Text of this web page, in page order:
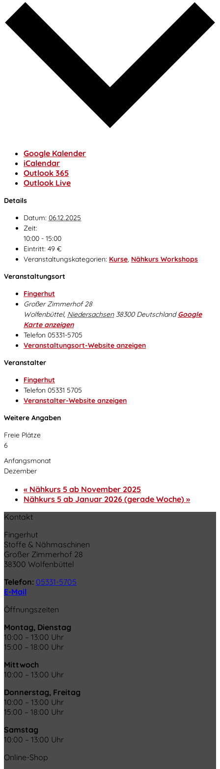
Google Kalender
iCalendar
Outlook 365
Outlook Live
Details
Datum: 06.12.2025
Zeit:
10:00 - 15:00
Eintritt: 49 €
Veranstaltungskategorien: Kurse, Nähkurs Workshops
Veranstaltungsort
Fingerhut
Großer Zimmerhof 28
Wolfenbüttel, Niedersachsen 38300 Deutschland Google
Karte anzeigen
Telefon 05331-5705
Veranstaltungsort-Website anzeigen
Veranstalter
Fingerhut
Telefon 05331 5705
Veranstalter-Website anzeigen
Weitere Angaben
Freie Plätze
6
Anfangsmonat
Dezember
« Nähkurs 5 ab November 2025
Nähkurs 5 ab Januar 2026 (gerade Woche) »
Kontakt
Fingerhut
Stoffe & Nähmaschinen
Großer Zimmerhof 28
38300 Wolfenbüttel
Telefon: 05331-5705
E-Mail
Öffnungszeiten
Montag, Dienstag
10:00 – 13:00 Uhr
15:00 – 18:00 Uhr
Mittwoch
10:00 – 13:00 Uhr
Donnerstag, Freitag
10:00 – 13:00 Uhr
15:00 – 18:00 Uhr
Samstag
10:00 – 13:00 Uhr
Online-Shop